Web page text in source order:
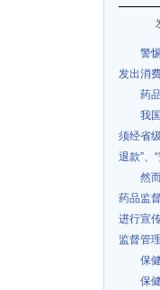
警
发出消
药
我
须经省
退款”、
然
药品监
进行宣
监督管
保
保